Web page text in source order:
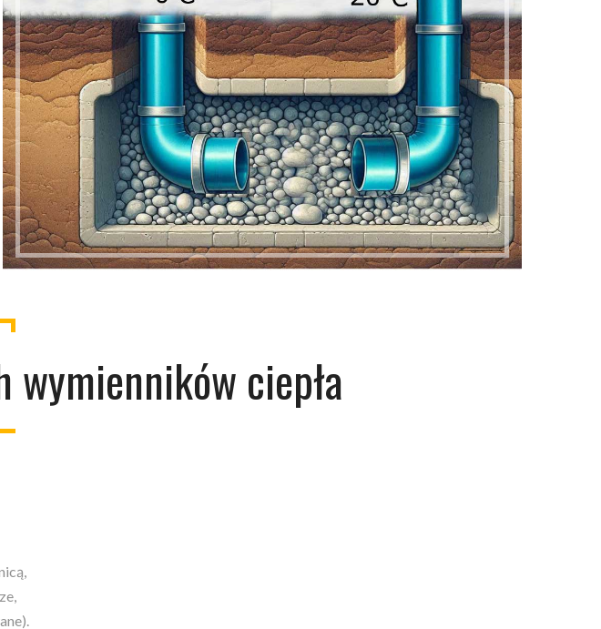
wymienników ciepła